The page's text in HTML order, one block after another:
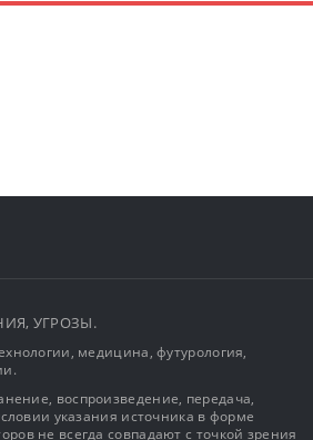
УГРОЗЫ.
медицина, футурология,
воспроизведение, передача,
указания источника в форме
не всегда совпадают с точкой зрения